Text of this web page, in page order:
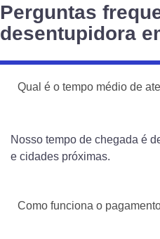
Perguntas
desentupidora
Qual é o tempo médio de
Nosso tempo de chegada é
e cidades próximas.
Como funciona o